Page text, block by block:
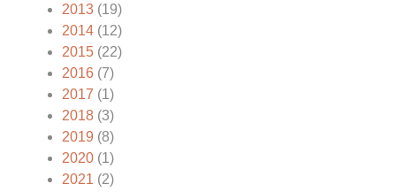
2013(19)
2014(12)
2015(22)
2016(7)
2017 (1)
2018(3)
2019 (8)
2020(1)
2021 (2)